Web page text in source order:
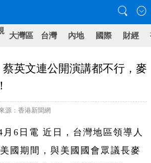
大灣區 台灣 內地 國際 財經
蔡英文連公開演講都不行，麥
源：香港新聞網
月6日電 近日，台灣地區領導人
國期間，與美國國會眾議長麥